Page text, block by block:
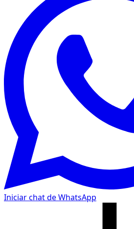
Iniciar chat de WhatsApp